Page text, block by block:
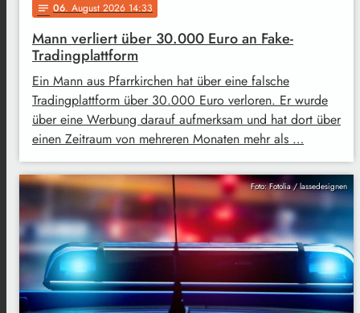
notes 06. August 2026 14:33
Mann verliert über 30.000 Euro an Fake-
Tradingplattform
Ein Mann aus Pfarrkirchen hat über eine falsche
Tradingplattform über 30.000 Euro verloren. Er wurde
über eine Werbung darauf aufmerksam und hat dort über
einen Zeitraum von mehreren Monaten mehr als …
Foto: Fotolia / lassedesignen